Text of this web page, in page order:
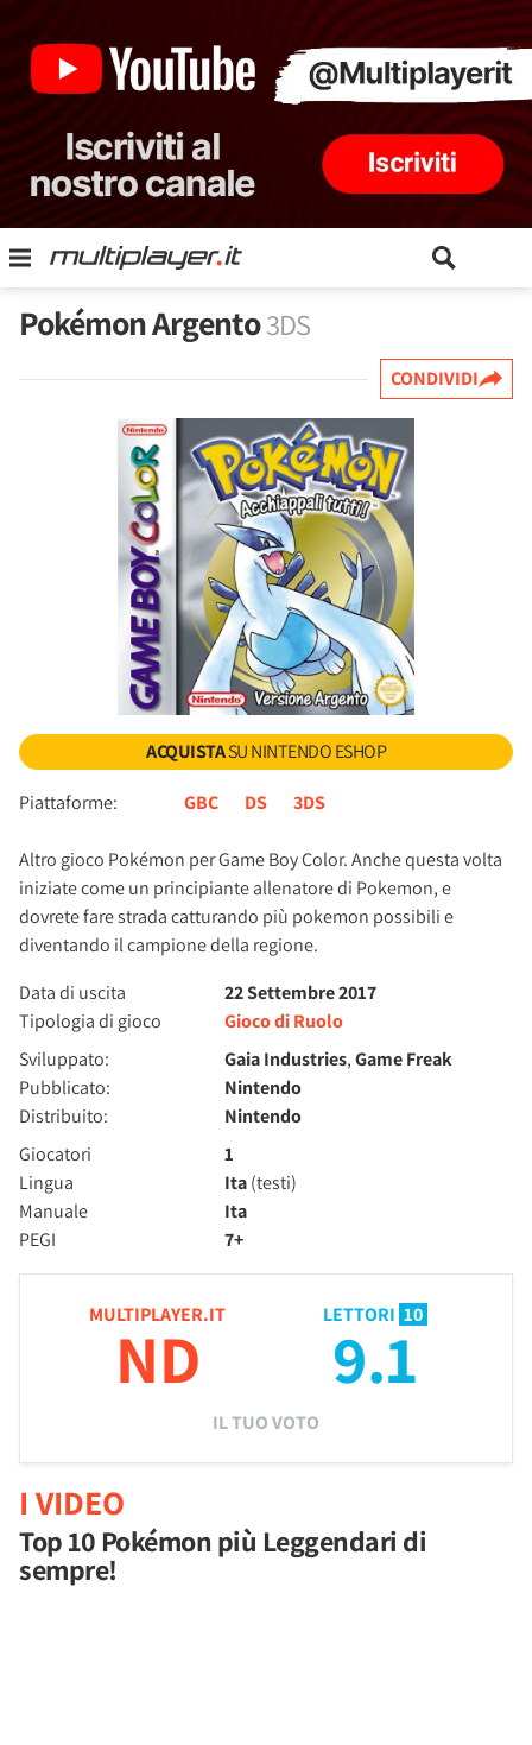
Pokémon Argento3DS
CONDIVIDI
ACQUISTASU NINTENDO ESHOP
Piattaforme: GBC DS 3DS
Altro gioco Pokémon per Game Boy Color. Anche questa volta
iniziate come un principiante allenatore di Pokemon, e
dovrete fare strada catturando più pokemon possibili e
diventando il campione della regione.
Data di uscita
22 Settembre 2017
Tipologia di gioco
Gioco di Ruolo
Sviluppato:
Gaia Industries,Game Freak
Pubblicato:
Nintendo
Distribuito:
Nintendo
Giocatori
1
Lingua
Ita(testi)
Manuale
Ita
PEGI
7+
MULTIPLAYER.IT
ND
LETTORI 10
9.1
IL TUO VOTO
I VIDEO
Top 10 Pokémon più Leggendari di
sempre!